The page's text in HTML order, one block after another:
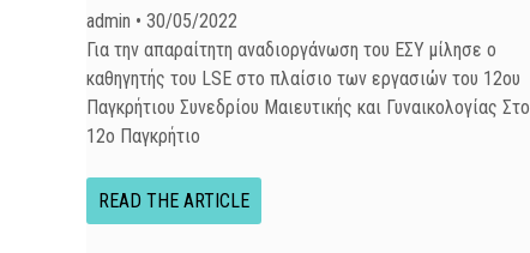
admin
30/05/2022
Για την απαραίτητη αναδιοργάνωση του ΕΣΥ μίλησε ο
καθηγητής του LSE στο πλαίσιο των εργασιών του 12ου
Παγκρήτιου Συνεδρίου Μαιευτικής και Γυναικολογίας Στο
12ο Παγκρήτιο
READ THE ARTICLE